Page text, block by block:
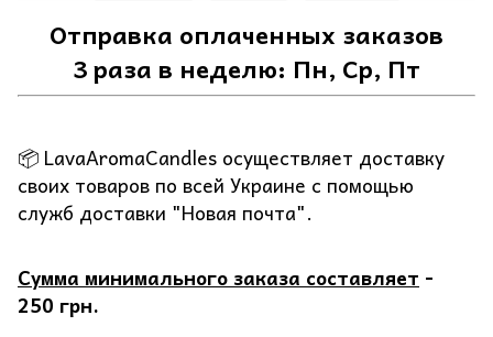
Отправка оплаченных заказов
3 раза в неделю: Пн, Ср, Пт
📦 LavaAromaCandles осуществляет доставку
своих товаров по всей Украине с помощью
служб доставки "Новая почта".
Сумма минимального заказа составляет -
250 грн.